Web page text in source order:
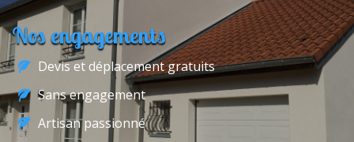
Nos engagements
Devis et déplacement gratuits
Sans engagement
Artisan passionné